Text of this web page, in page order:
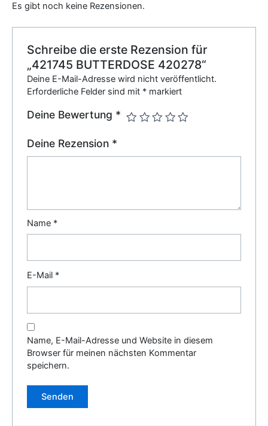
Es gibt noch keine Rezensionen.
Schreibe die erste Rezension für
„421745 BUTTERDOSE 420278“
Deine E-Mail-Adresse wird nicht veröffentlicht.
Erforderliche Felder sind mit * markiert
Deine Bewertung *
Deine Rezension *
Name *
E-Mail *
Name, E-Mail-Adresse und Website in diesem
Browser für meinen nächsten Kommentar
speichern.